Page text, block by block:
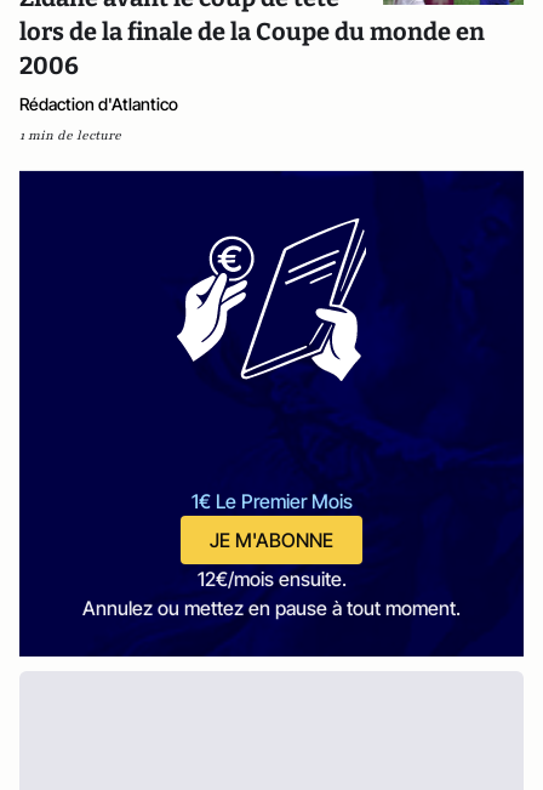
lors de la finale de la Coupe du monde en
2006
Rédaction d'Atlantico
1 min de lecture
1€ Le Premier Mois
JE M'ABONNE
12€/mois ensuite.
Annulez ou mettez en pause à tout moment.